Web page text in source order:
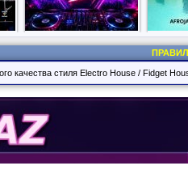
качества стиля Electro House / Fidget